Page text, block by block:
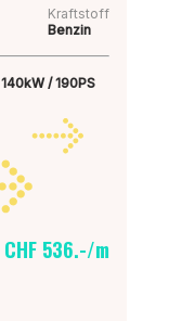
Kraftstoff
Benzin
140kW / 190PS
CHF 536.-/m